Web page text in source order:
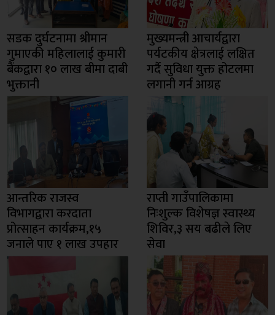
सडक दुर्घटनामा श्रीमान
गुमाएकी महिलालाई कुमारी
बैंकद्वारा १० लाख बीमा दाबी
भुक्तानी
मुख्यमन्त्री आचार्यद्वारा
पर्यटकीय क्षेत्रलाई लक्षित
गर्दै सुविधा युक्त होटलमा
लगानी गर्न आग्रह
आन्तरिक राजस्व
विभागद्वारा करदाता
प्रोत्साहन कार्यक्रम,१५
जनाले पाए १ लाख उपहार
राप्ती गाउँपालिकामा
निःशुल्क विशेषज्ञ स्वास्थ्य
शिविर,३ सय बढीले लिए
सेवा